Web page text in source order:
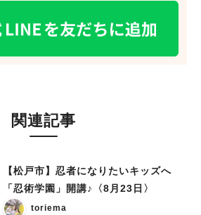
関連記事
【松戸市】忍者になりたいキッズへ
「忍術学園」開講♪〈8月23日〉
toriema